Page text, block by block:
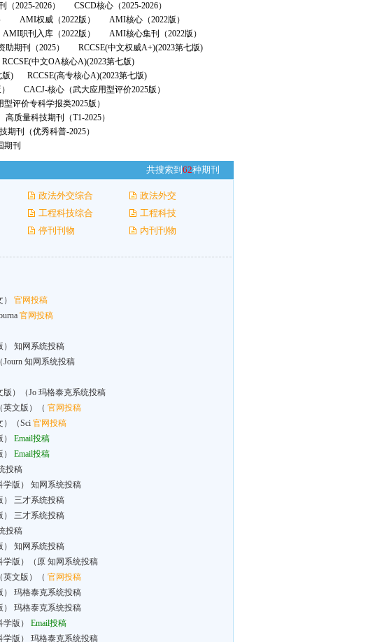
（2025-2026）
CSCD核心（2025-2026）
AMI权威（2022版）
AMI核心（2022版）
AMI职刊入库（2022版）
AMI核心集刊（2022版）
助期刊（2025）
RCCSE(中文权威A+)(2023第七版)
RCCSE(中文OA核心A)(2023第七版)
版)
RCCSE(高专核心A)(2023第七版)
CACJ-核心（武大应用型评价2025版）
评价专科学报类2025版）
高质量科技期刊（T1-2025）
期刊（优秀科普-2025）
期刊
共搜索到 62种期刊
政法外交综合
政法外交
工程科技综合
工程科技
停刊刊物
内刊刊物
官网投稿
官网投稿
知网系统投稿
Journ 知网系统投稿
版）（Jo 玛格泰克系统投稿
英文版）（ 官网投稿
）（Sci 官网投稿
Email投稿
Email投稿
投稿
版）
知网系统投稿
三才系统投稿
三才系统投稿
投稿
知网系统投稿
学版）（原 知网系统投稿
英文版）（ 官网投稿
玛格泰克系统投稿
玛格泰克系统投稿
版）
Email投稿
版） 玛格泰克系统投稿